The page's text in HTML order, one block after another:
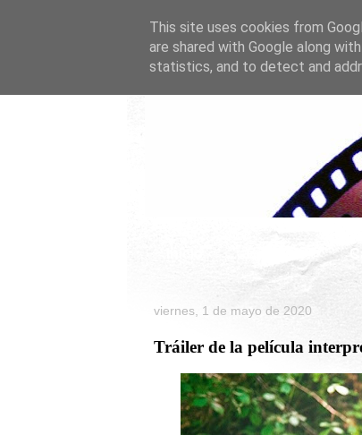
viernes, 1 de mayo de 2020
Tráiler de la película
This site uses cookies from
are shared with Google along
statistics, and to detect and